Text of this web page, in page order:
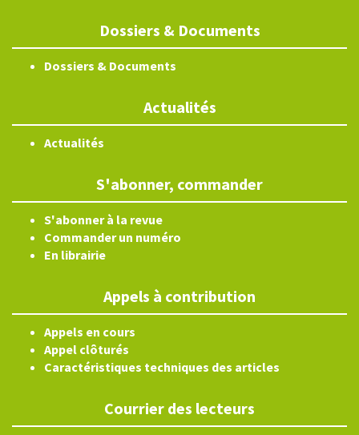
Dossiers & Documents
Dossiers & Documents
Actualités
Actualités
S'abonner, commander
S'abonner à la revue
Commander un numéro
En librairie
Appels à contribution
Appels en cours
Appel clôturés
Caractéristiques techniques des articles
Courrier des lecteurs